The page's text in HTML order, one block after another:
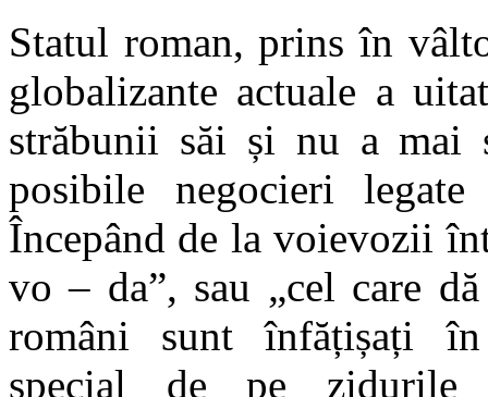
Statul roman, prins în
globalizante actuale a
străbunii săi și nu a mai
posibile negocieri
Începând de la voievozii
vo – da”, sau „cel care
români sunt înfățișați în
special de pe zidurile